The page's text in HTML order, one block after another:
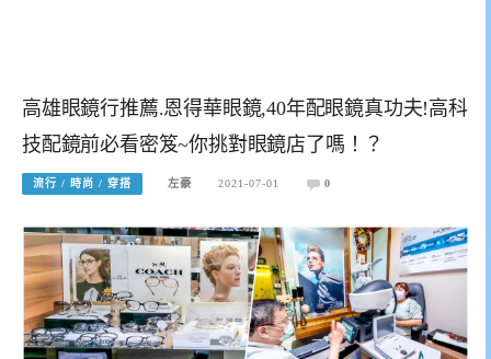
高雄眼鏡行推薦.恩得華眼鏡,40年配眼鏡真功夫!高科
技配鏡前必看密笈~你挑對眼鏡店了嗎！？
流行 / 時尚 / 穿搭 左豪 2021-07-01 0